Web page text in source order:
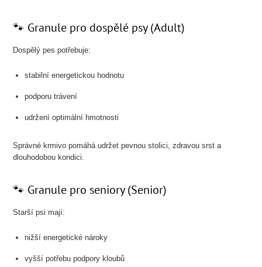
🐾 Granule pro dospělé psy (Adult)
Dospělý pes potřebuje:
stabilní energetickou hodnotu
podporu trávení
udržení optimální hmotnosti
Správné krmivo pomáhá udržet pevnou stolici, zdravou srst a
dlouhodobou kondici.
🐾 Granule pro seniory (Senior)
Starší psi mají:
nižší energetické nároky
vyšší potřebu podpory kloubů